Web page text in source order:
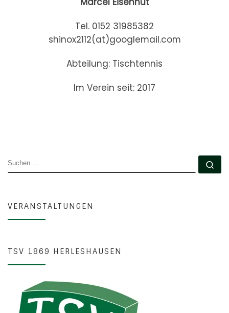
Tel. 0152 31985382
shinox2112(at)googlemail.com
Abteilung: Tischtennis
Im Verein seit: 2017
SUCHE
VERANSTALTUNGEN
TSV 1869 HERLESHAUSEN